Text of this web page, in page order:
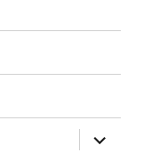
раскрыть
дочернее